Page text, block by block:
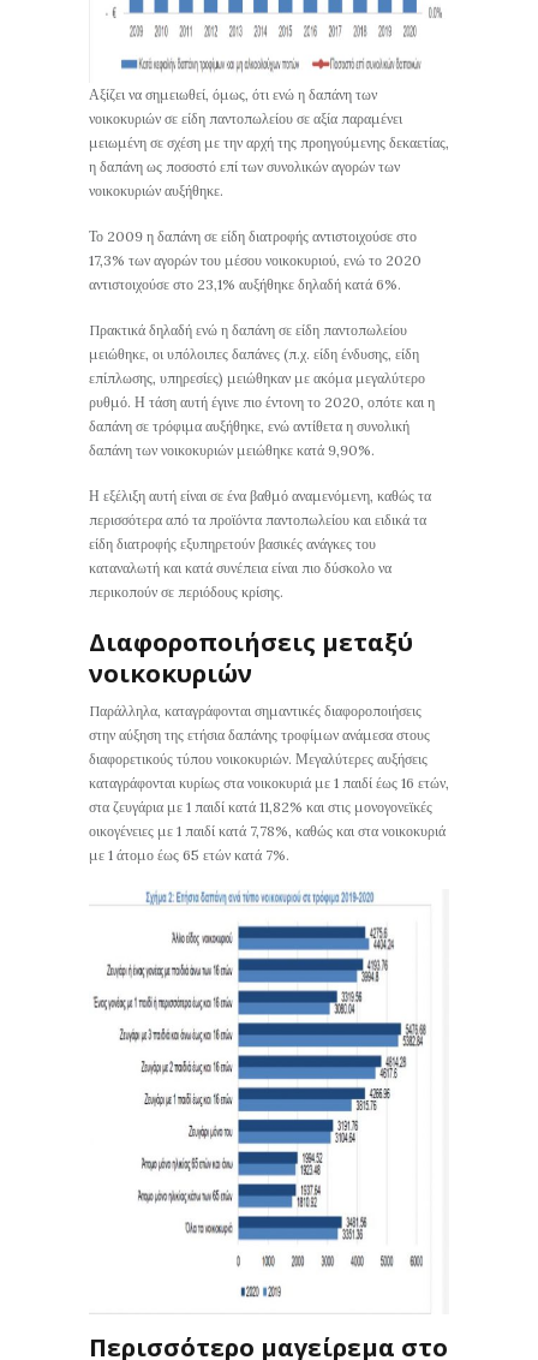
Αξίζει να σημειωθεί, όμως, ότι ενώ η δαπάνη των
νοικοκυριών σε είδη παντοπωλείου σε αξία παραμένει
μειωμένη σε σχέση με την αρχή της προηγούμενης δεκαετίας,
η δαπάνη ως ποσοστό επί των συνολικών αγορών των
νοικοκυριών αυξήθηκε.
Το 2009 η δαπάνη σε είδη διατροφής αντιστοιχούσε στο
17,3% των αγορών του μέσου νοικοκυριού, ενώ το 2020
αντιστοιχούσε στο 23,1% αυξήθηκε δηλαδή κατά 6%.
Πρακτικά δηλαδή ενώ η δαπάνη σε είδη παντοπωλείου
μειώθηκε, οι υπόλοιπες δαπάνες (π.χ. είδη ένδυσης, είδη
επίπλωσης, υπηρεσίες) μειώθηκαν με ακόμα μεγαλύτερο
ρυθμό. Η τάση αυτή έγινε πιο έντονη το 2020, οπότε και η
δαπάνη σε τρόφιμα αυξήθηκε, ενώ αντίθετα η συνολική
δαπάνη των νοικοκυριών μειώθηκε κατά 9,90%.
Η εξέλιξη αυτή είναι σε ένα βαθμό αναμενόμενη, καθώς τα
περισσότερα από τα προϊόντα παντοπωλείου και ειδικά τα
είδη διατροφής εξυπηρετούν βασικές ανάγκες του
καταναλωτή και κατά συνέπεια είναι πιο δύσκολο να
περικοπούν σε περιόδους κρίσης.
Διαφοροποιήσεις μεταξύ
νοικοκυριών
Παράλληλα, καταγράφονται σημαντικές διαφοροποιήσεις
στην αύξηση της ετήσια δαπάνης τροφίμων ανάμεσα στους
διαφορετικούς τύπου νοικοκυριών. Μεγαλύτερες αυξήσεις
καταγράφονται κυρίως στα νοικοκυριά με 1 παιδί έως 16 ετών,
στα ζευγάρια με 1 παιδί κατά 11,82% και στις μονογονεϊκές
οικογένειες με 1 παιδί κατά 7,78%, καθώς και στα νοικοκυριά
με 1 άτομο έως 65 ετών κατά 7%.
Περισσότερο μαγείρεμα στο